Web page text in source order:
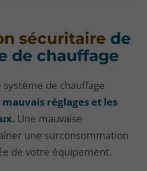
sécuritaire de
de chauffage
de chauffage
réglages et les
Une mauvaise
une surconsommation
de votre équipement.